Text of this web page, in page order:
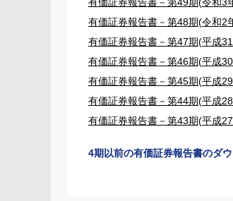
有価証券報告書－第48期(令和2
有価証券報告書－第47期(平成
有価証券報告書－第46期(平成
有価証券報告書－第45期(平成
有価証券報告書－第44期(平成
有価証券報告書－第43期(平成
4期以前の有価証券報告書のダ